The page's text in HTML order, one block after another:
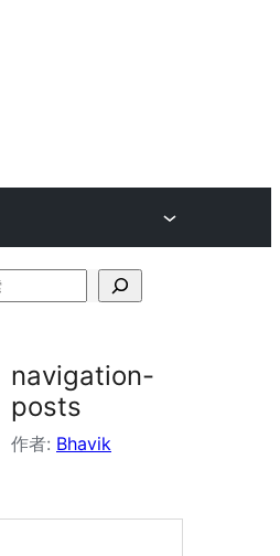
navigation-
posts
作者: Bhavik